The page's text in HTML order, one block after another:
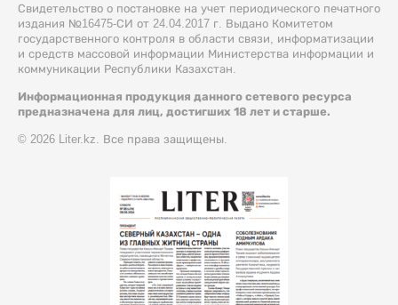
Свидетельство о постановке на учет периодического печатного
издания №16475-СИ от 24.04.2017 г. Выдано Комитетом
государственного контроля в области связи, информатизации
и средств массовой информации Министерства информации и
коммуникации Республики Казахстан.
Информационная продукция данного сетевого ресурса
предназначена для лиц, достигших 18 лет и старше.
© 2026 Liter.kz. Все права защищены.